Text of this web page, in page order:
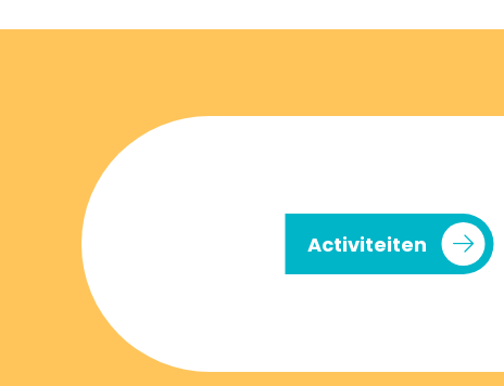
Activiteiten